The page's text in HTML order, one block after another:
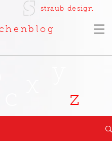
straub design
z